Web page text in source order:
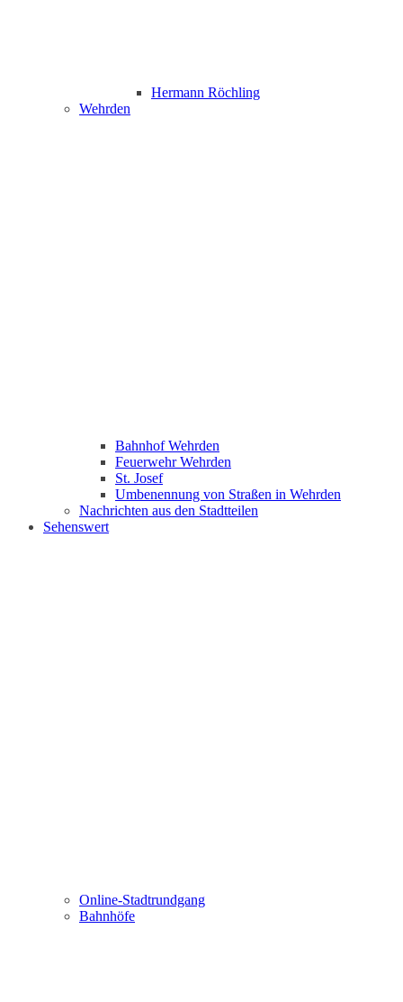
Hermann Röchling
Wehrden
Bahnhof Wehrden
Feuerwehr Wehrden
St. Josef
Umbenennung von Straßen in Wehrden
Nachrichten aus den Stadtteilen
Sehenswert
Online-Stadtrundgang
Bahnhöfe